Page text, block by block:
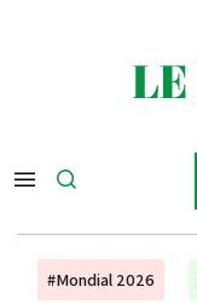
#Mondial 2026